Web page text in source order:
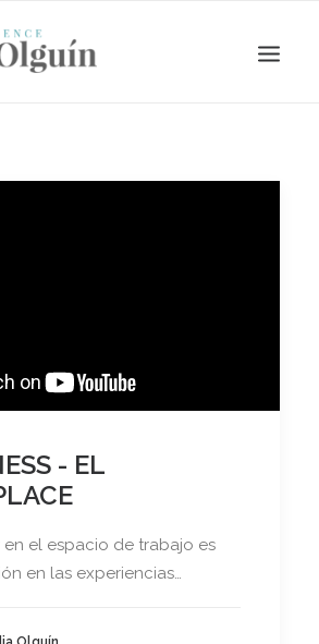
Search
- EL
en el espacio de trabajo es
en las experiencias…